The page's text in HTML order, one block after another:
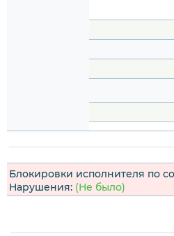
Блокировки исполнителя по
Нарушения: (Не было)